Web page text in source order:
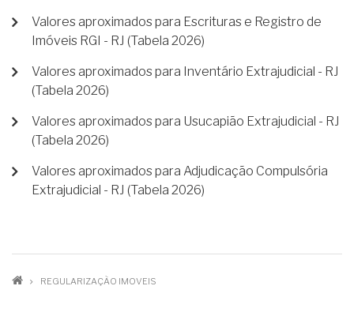
Valores aproximados para Escrituras e Registro de
Imóveis RGI - RJ (Tabela 2026)
Valores aproximados para Inventário Extrajudicial - RJ
(Tabela 2026)
Valores aproximados para Usucapião Extrajudicial - RJ
(Tabela 2026)
Valores aproximados para Adjudicação Compulsória
Extrajudicial - RJ (Tabela 2026)
TRILHA
REGULARIZAÇÃO IMOVEIS